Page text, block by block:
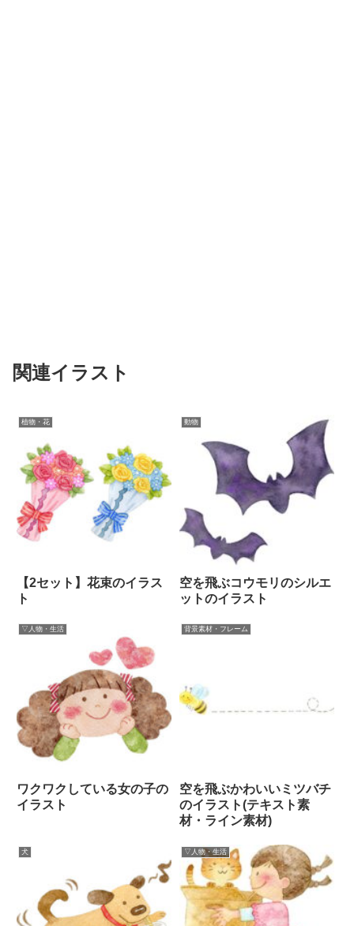
関連イラスト
植物・花
【2セット】花束のイラス
ト
動物
空を飛ぶコウモリのシルエ
ットのイラスト
▽人物・生活
ワクワクしている女の子の
イラスト
背景素材・フレーム
空を飛ぶかわいいミツバチ
のイラスト(テキスト素
材・ライン素材)
犬 ▽人物・生活